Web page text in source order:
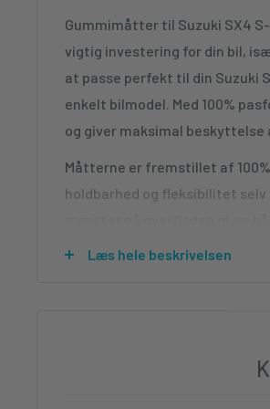
Gummimåtter til Suzuki SX4
vigtig investering for din bil,
at passe perfekt til din Suzuki
enkelt bilmodel. Med 100%
og giver maksimal
Måtterne er fremstillet af
holdbarhed og fleksibilitet
funktionalitet ved at forhindre
særligt vigtig, da dette
Den praktiske 1,5 cm kant på
Dette beskytter værdifuldt
ren. En simpel skylning eller
Læs hele beskrivelsen